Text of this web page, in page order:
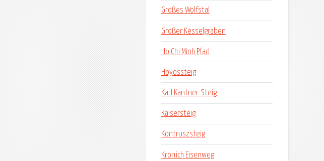
Großes Wolfstal
Großer Kesselgraben
Ho Chi Minh Pfad
Hoyossteig
Karl Kantner-Steig
Kaisersteig
Kontruszsteig
Kronich Eisenweg